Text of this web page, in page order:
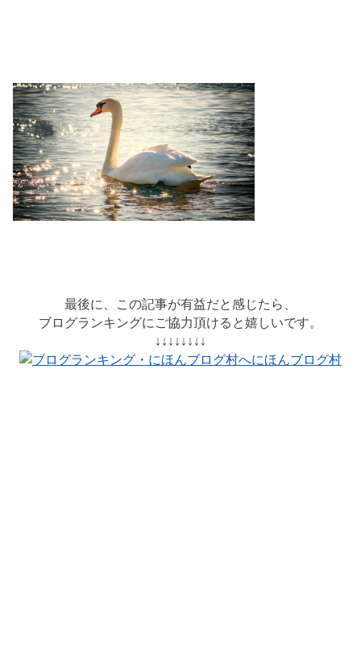
最後に、この記事が有益だと感じたら、
ブログランキングにご協力頂けると嬉しいです。
↓↓↓↓↓↓↓↓
にほんブログ村